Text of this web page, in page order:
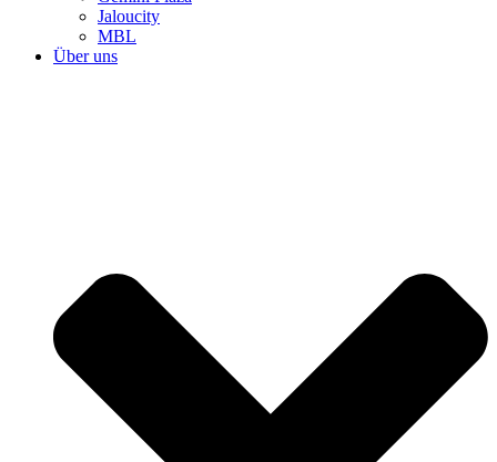
Jaloucity
MBL
Über uns